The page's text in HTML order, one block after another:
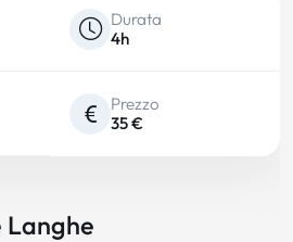
Durata
4h
Prezzo
35 €